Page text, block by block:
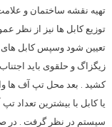
تهیه نقشه ساختمان و
توزیع کابل ها نیز از نظر
تعیین شود وسپس کابل های
زیگزاگ و حلقوی باید
کشید . بعد محل تپ آف ها
یا کابل با بیشترین تعداد
سیستم در نظر گرفت . در